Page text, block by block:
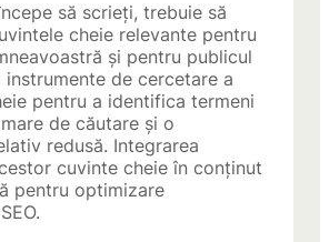
să scrieți, trebuie să
cheie relevante pentru
și pentru publicul
de cercetare a
pentru a identifica termeni
de căutare și o
redusă. Integrarea
cuvinte cheie în conținut
pentru optimizare